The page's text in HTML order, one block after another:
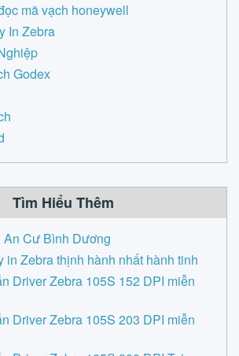
mã vạch honeywell
In Zebra
Godex
Tìm Hiểu Thêm
An Cư Bình Dương
in Zebra thịnh hành nhất hành tinh
Driver Zebra 105S 152 DPI miễn
Driver Zebra 105S 203 DPI miễn